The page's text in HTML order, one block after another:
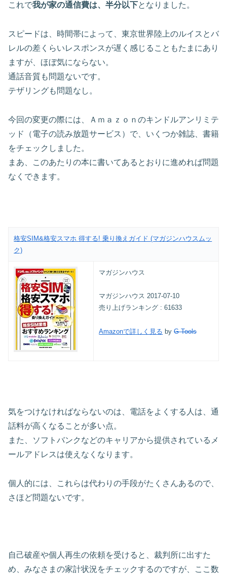
これで我が家の通信費は、半分以下となりました。
スピードは、時間帯によって、東京世界陸上のルイスとバ
レルの差くらいレスポンスが遅く感じることもたまにあり
ますが、ほぼ気にならない。
通話音質も問題ないです。
テザリングも問題なし。
今回の変更の際には、Ａｍａｚｏｎのキンドルアンリミテ
ッド（電子の読み放題サービス）で、いくつか雑誌、書籍
をチェックしました。
まあ、このあたりの本に書いてあるとおりに進めれば問題
なくできます。
格安SIM&格安スマホ 得する! 乗り換えガイド (マガジンハウスムッ
ク)
マガジンハウス
マガジンハウス 2017-07-10
売り上げランキング : 61633
Amazonで詳しく見る byG-Tools
気をつけなければならないのは、電話をよくする人は、通
話料が高くなることが多い点。
また、ソフトバンクなどのキャリアから提供されているメ
ールアドレスは使えなくなります。
個人的には、これらは代わりの手段がたくさんあるので、
さほど問題ないです。
自己破産や個人再生の依頼を受けると、裁判所に出すた
め、みなさまの家計状況をチェックするのですが、ここ数